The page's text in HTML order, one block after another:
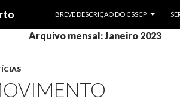
BREVE DESCRIÇÃO DO CSSCP
Arquivo mensal: Janeiro 2023